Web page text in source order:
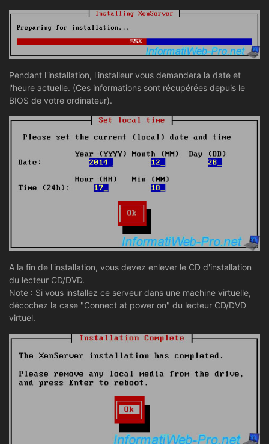
Pendant l'installation, l'installeur vous demandera la date et
l'heure actuelle. (Ces informations sont récupérées depuis le
BIOS de votre ordinateur).
A la fin de l'installation, vous devez enlever le CD d'installation
du lecteur CD/DVD.
Note : Si vous installez ce serveur dans une machine virtuelle,
décochez la case "Connect at power on" du lecteur CD/DVD
virtuel.